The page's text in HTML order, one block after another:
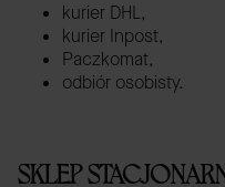
kurier DHL,
kurier Inpost,
Paczkomat,
odbiór osobisty.
SKLEP